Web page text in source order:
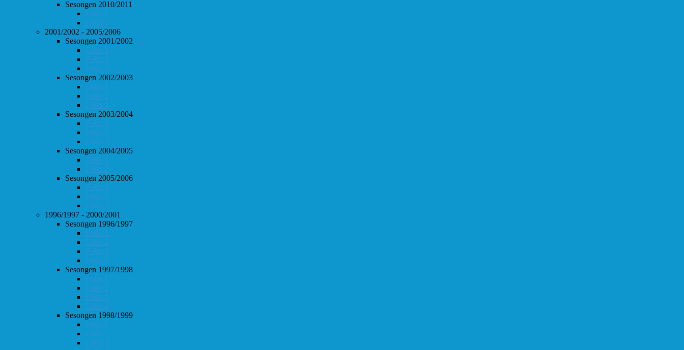
Sesongen 2010/2011
Follo 1
Follo 2
2001/2002 - 2005/2006
Sesongen 2001/2002
Follo 1
Follo 2
Follo 3
Sesongen 2002/2003
Follo 1
Follo 2
Follo 3
Sesongen 2003/2004
Follo 1
Follo 2
Follo 3
Sesongen 2004/2005
Follo 1
Follo 2
Sesongen 2005/2006
Follo 1
Follo 2
Follo 3
1996/1997 - 2000/2001
Sesongen 1996/1997
Follo 1
Follo 2
Follo 3
Follo 4
Sesongen 1997/1998
Follo 1
Follo 2
Follo 3
Follo 4
Sesongen 1998/1999
Follo 1
Follo 2
Follo 3